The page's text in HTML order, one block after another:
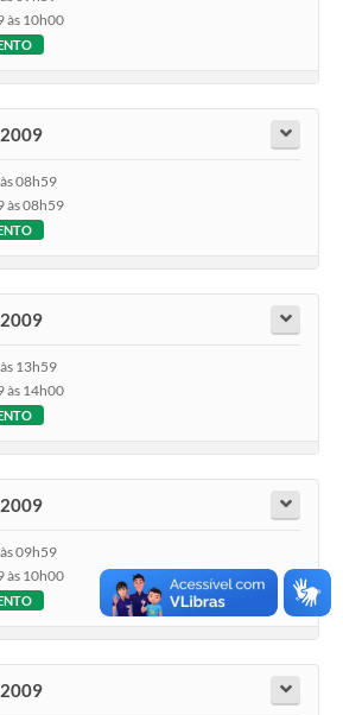
às 10h00
08h59
às 08h59
13h59
às 14h00
09h59
às 10h00